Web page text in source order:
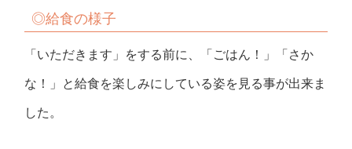
◎給食の様子
「いただきます」をする前に、「ごはん！」「さか
な！」と給食を楽しみにしている姿を見る事が出来ま
した。